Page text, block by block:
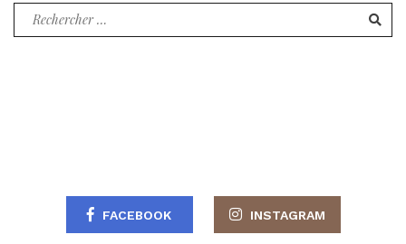
Recherche
FACEBOOK INSTAGRAM